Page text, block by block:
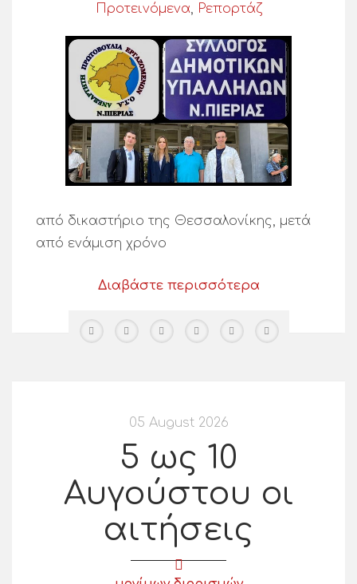
Προτεινόμενα, Ρεπορτάζ
από δικαστήριο της Θεσσαλονίκης, μετά
από ενάμιση χρόνο
Διαβάστε περισσότερα
05 August 2026
5 ως 10
Αυγούστου οι
αιτήσεις